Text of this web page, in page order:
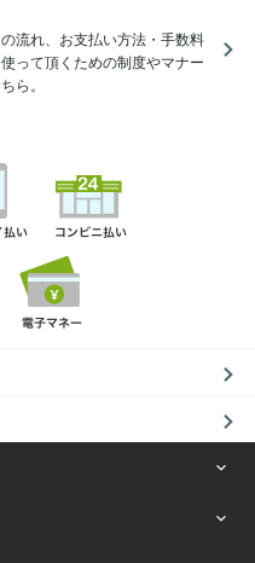
流れ、お支払い方法・手数料
って頂くための制度やマナー
ら。